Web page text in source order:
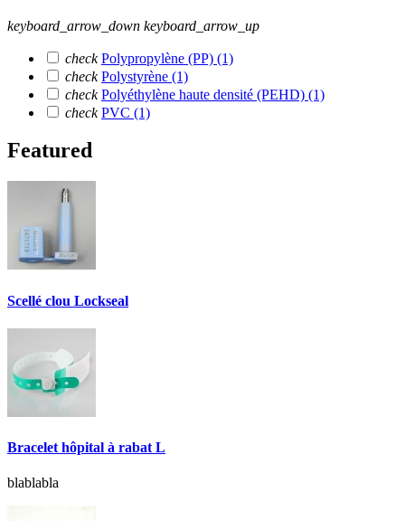
keyboard_arrow_down keyboard_arrow_up
check Polypropylène (PP) (1)
check Polystyrène (1)
check Polyéthylène haute densité (PEHD) (1)
check PVC (1)
Featured
Scellé clou Lockseal
Bracelet hôpital à rabat L
blablabla